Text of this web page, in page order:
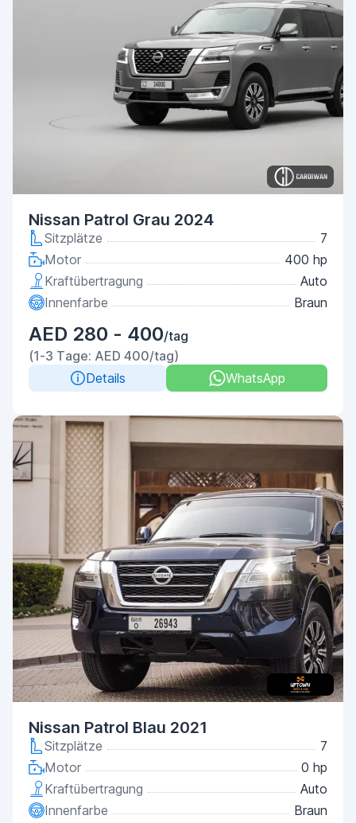
Nissan Patrol Grau 2024
Sitzplätze
7
Motor
400 hp
Kraftübertragung
Auto
Innenfarbe
Braun
AED 280 - 400/tag
(1-3 Tage: AED 400/tag)
Details
WhatsApp
Nissan Patrol Blau 2021
Sitzplätze
7
Motor
0 hp
Kraftübertragung
Auto
Innenfarbe
Braun